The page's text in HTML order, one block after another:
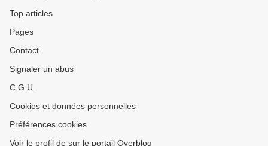
Top articles
Pages
Contact
Signaler un abus
C.G.U.
Cookies et données personnelles
Préférences cookies
Voir le profil de sur le portail Overblog